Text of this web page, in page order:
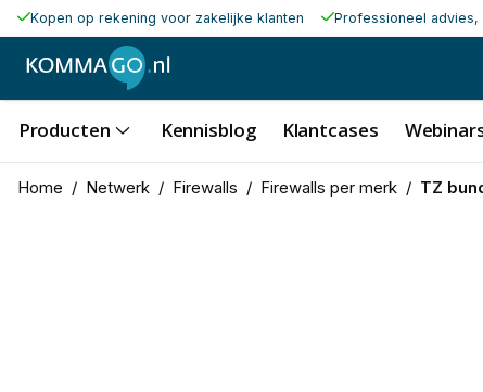
Kopen op rekening voor zakelijke klanten Professioneel
Producten Kennisblog Klantcases
Home / Netwerk / Firewalls / Firewalls per merk / TZ